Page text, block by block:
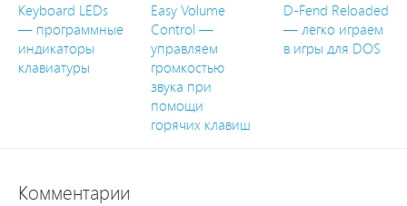
Keyboard LEDs
— программные
индикаторы
клавиатуры
Easy Volume
Control —
управляем
громкостью
звука при
помощи
горячих клавиш
D-Fend Reloaded
— легко играем
в игры для DOS
Комментарии